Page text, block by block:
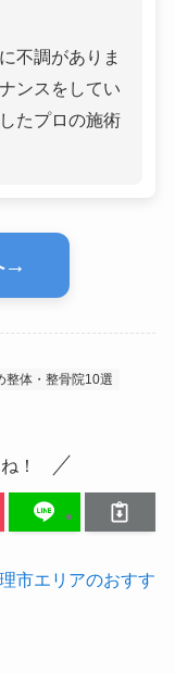
不調がありま
ンスをしてい
たプロの施術
→
整体・整骨院10選
！
市エリアのおすす